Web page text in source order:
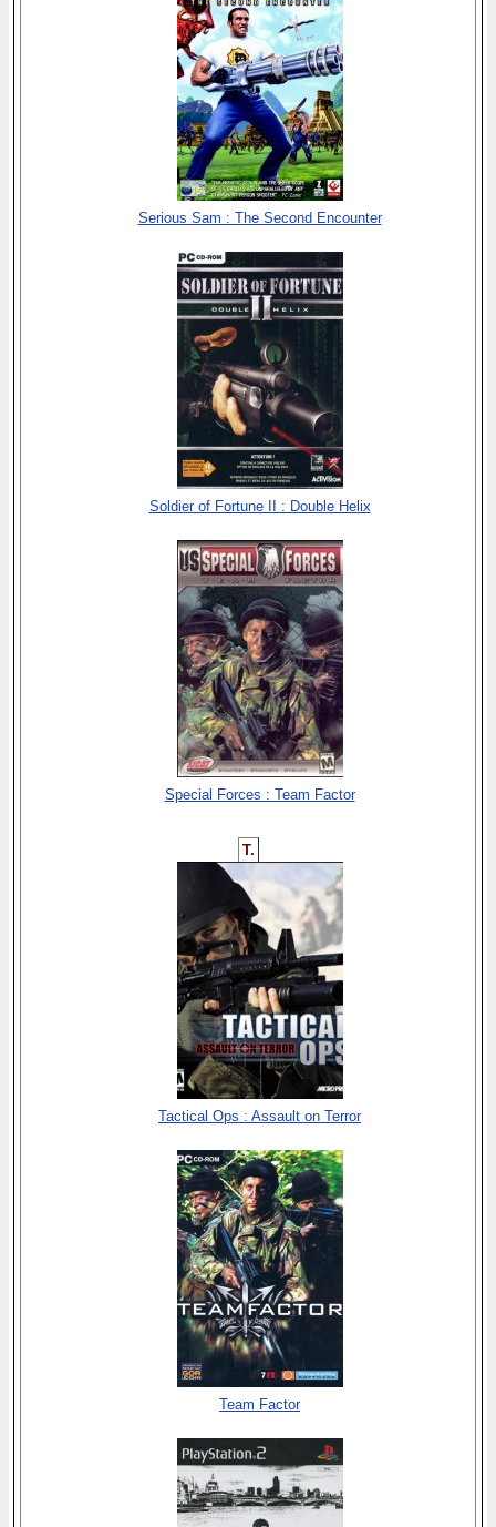
Serious Sam : The Second Encounter
Soldier of Fortune II : Double Helix
Special Forces : Team Factor
T.
Tactical Ops : Assault on Terror
Team Factor